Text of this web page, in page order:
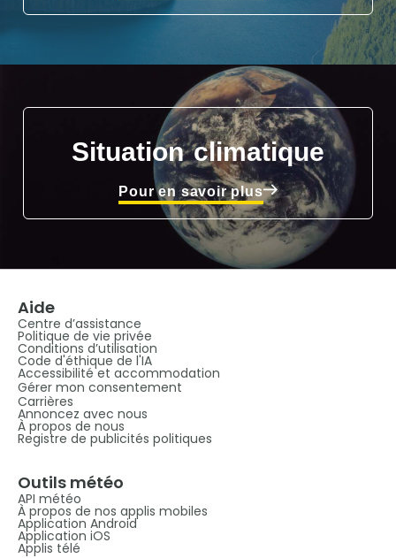
Situation climatique
Pour en savoir plus
Aide
Centre d’assistance
Politique de vie privée
Conditions d’utilisation
Code d'éthique de l'IA
Accessibilité et accommodation
Gérer mon consentement
Carrières
Annoncez avec nous
À propos de nous
Registre de publicités politiques
Outils météo
API météo
À propos de nos applis mobiles
Application Android
Application iOS
Applis télé